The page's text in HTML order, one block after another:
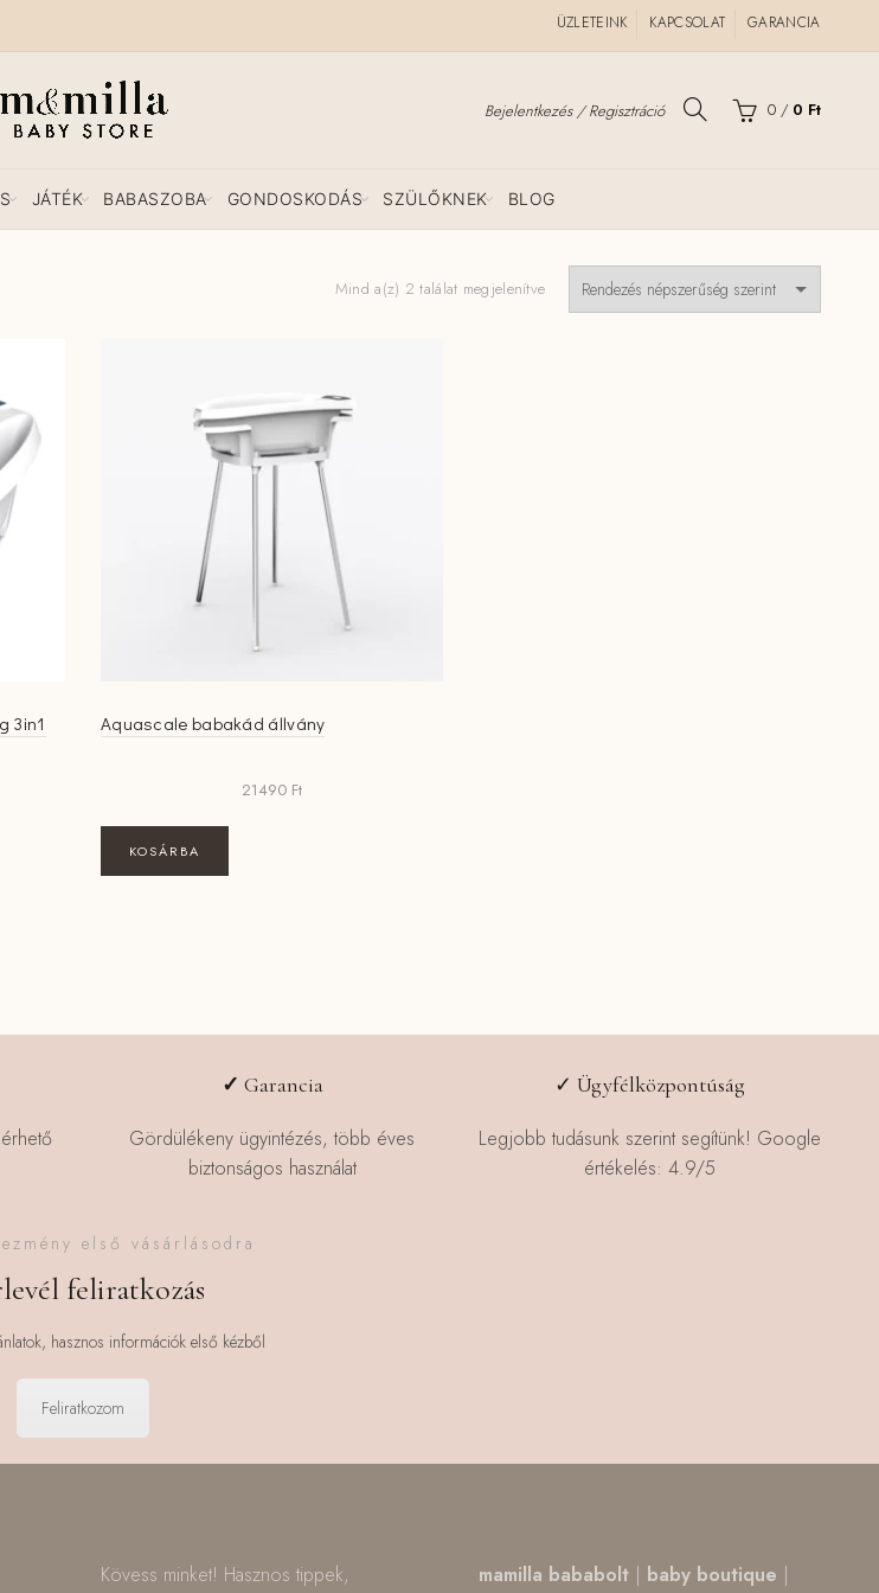
ÜZLETEINK KAPCSOLAT GARANCIA
Bejelentkezés / Regisztráció 0 / 0 Ft
JÁTÉK BABASZOBA GONDOSKODÁS SZÜLŐKNEK BLOG
Mind a(z) 2 találat megjelenítveSorted
3in1 Aquascale babakád állvány
21490 Ft
KOSÁRBA
✓ Garancia
Gördülékeny ügyintézés, több éves
biztonságos használat
✓ Ügyfélközpontúság
Legjobb tudásunk szerint segítünk! Google
értékelés: 4.9/5
első vásárlásodra
feliratkozás
hasznos információk első kézből
Feliratkozom
Kövess minket! Hasznos tippek,
mamilla bababolt | baby boutique |